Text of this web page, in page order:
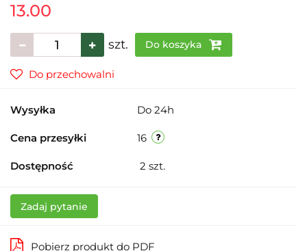
13.00
szt. Do koszyka
Do przechowalni
Wysyłka Do 24h
Cena przesyłki 16
Dostępność 2 szt.
Zadaj pytanie
Pobierz produkt do PDF